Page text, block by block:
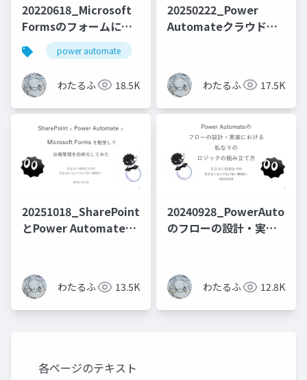
20220618_Microsoft
Formsのフォームに回
答していないひとに対
する催促を自動化した
話
power automate
わたるふ 18.5K
20250222_Power
Automateクラウドフ
わたるふ 17.5K
20251018_SharePoint
とPower Automateと
わたるふ 13.5K
のフローの設計・実装
わたるふ 12.8K
各ページのテキスト